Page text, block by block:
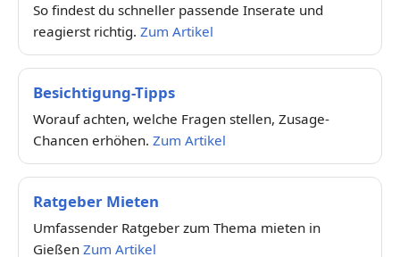
So findest du schneller passende Inserate und
reagierst richtig. Zum Artikel
Besichtigung-Tipps
Worauf achten, welche Fragen stellen, Zusage-
Chancen erhöhen. Zum Artikel
Ratgeber Mieten
Umfassender Ratgeber zum Thema mieten in
Gießen Zum Artikel